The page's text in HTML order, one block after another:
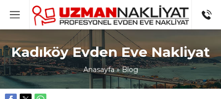
Kadıköy Evden Eve Nakliyat
Anasayfa»Blog